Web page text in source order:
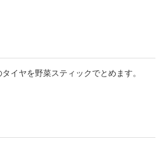
イヤを野菜スティックでとめます。